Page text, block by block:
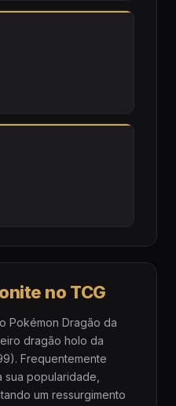
no TCG
Pokémon Dragão da
dragão holo da
Frequentemente
popularidade,
um ressurgimento